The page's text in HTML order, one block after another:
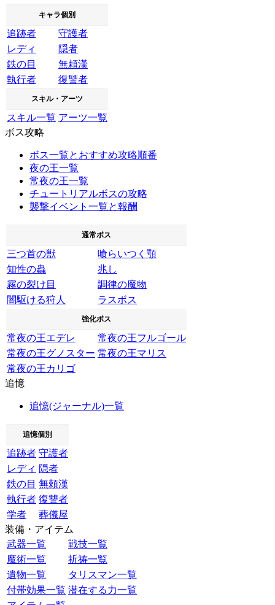
キャラ個別
追跡者
守護者
レディ
隠者
鉄の目
無頼漢
執行者
復讐者
スキル・アーツ
スキル一覧 アーツ一覧
ボス攻略
ボス一覧とおすすめ攻略順番
夜の王一覧
常夜の王一覧
チュートリアルボスの攻略
襲撃イベント一覧と報酬
通常ボス
三つ首の獣
喰らいつく顎
知性の蟲
兆し
霧の裂け目
調律の魔物
闇駆ける狩人
ラスボス
強化ボス
常夜の王エデレ
常夜の王フルゴール
常夜の王グノスター 常夜の王マリス
常夜の王カリゴ
追憶
追憶(ジャーナル)一覧
追憶個別
追跡者 守護者
レディ 隠者
鉄の目 無頼漢
執行者 復讐者
学者
葬儀屋
装備・アイテム
武器一覧
戦技一覧
魔術一覧
祈祷一覧
遺物一覧
タリスマン一覧
付帯効果一覧 潜在する力一覧